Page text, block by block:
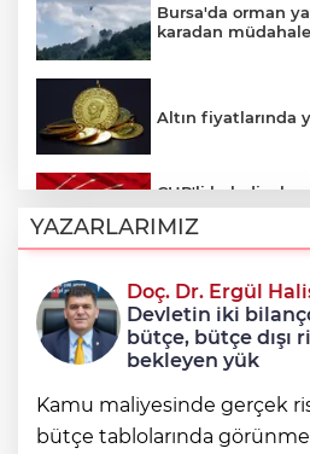
Bursa'da orman
karadan müdahale
Altın fiyatlarında
CHP'li
Hakkında
incelenecek
Erkan Aydın
sahada tuttu
YAZARLARIMIZ
Doç. Dr. Ergül
Devletin iki
bütçe, bütçe dışı
bekleyen yük
Kamu maliyesinde gerçek
bütçe tablolarında